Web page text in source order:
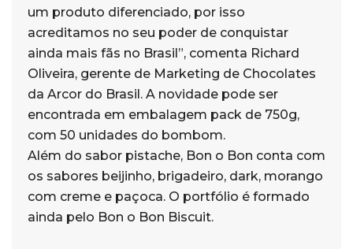
um produto diferenciado, por isso
acreditamos no seu poder de conquistar
ainda mais fãs no Brasil”, comenta Richard
Oliveira, gerente de Marketing de Chocolates
da Arcor do Brasil. A novidade pode ser
encontrada em embalagem pack de 750g,
com 50 unidades do bombom.
Além do sabor pistache, Bon o Bon conta com
os sabores beijinho, brigadeiro, dark, morango
com creme e paçoca. O portfólio é formado
ainda pelo Bon o Bon Biscuit.